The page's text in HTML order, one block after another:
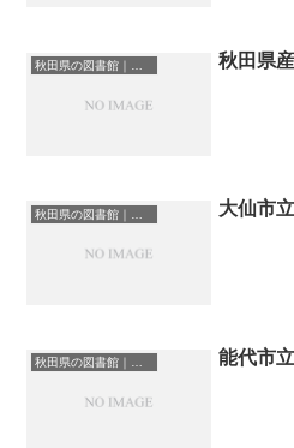
秋田県
大仙市
秋田県の図書館｜勉強できる場所 能代市